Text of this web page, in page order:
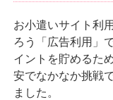
お小遣いサイト利
ろう「広告利用」
イントを貯めるた
安でなかなか挑戦
ました。